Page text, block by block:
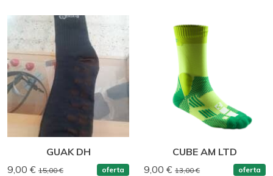
GUAK DH
9,00 € 15,00 € oferta
CUBE AM LTD
9,00 € 13,00 € oferta